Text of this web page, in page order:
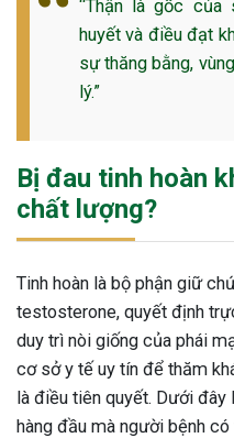
Thông Tin Cần Biết
sau sinh là tình trạng viêm
phổ biến, khiến đôi bàn tay,
của chị em trở nên khô...
“Thận là gốc của
huyết và điều đạt
sự thăng bằng,
lý.”
Bị đau tinh hoàn
chất lượng?
Tinh hoàn là bộ phận giữ
testosterone, quyết định
duy trì nòi giống của phái
cơ sở y tế uy tín để thăm
là điều tiên quyết. Dưới đây
hàng đầu mà người bệnh